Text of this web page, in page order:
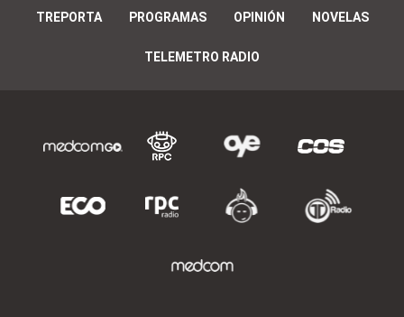
TREPORTA PROGRAMAS OPINIÓN NOVELAS
TELEMETRO RADIO